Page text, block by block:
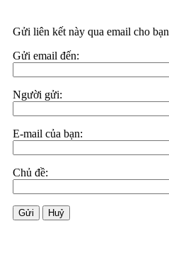
Gửi liên kết này qua email cho bạn
Gửi email đến:
Người gửi:
E-mail của bạn:
Chủ đề:
Gửi Huỷ